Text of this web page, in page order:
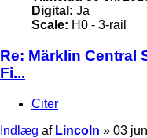
Digital: Ja
Scale: H0 - 3-rail
Re: Märklin Central
Fi...
Citer
Indlæg af Lincoln » 03